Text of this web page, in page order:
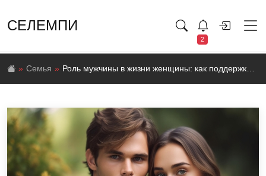
СЕЛЕМПИ
2
Семья Роль мужчины в жизни женщины: как поддержка и уважение формируют здоровые отношения